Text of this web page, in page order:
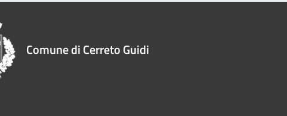
Comune di Cerreto Guidi